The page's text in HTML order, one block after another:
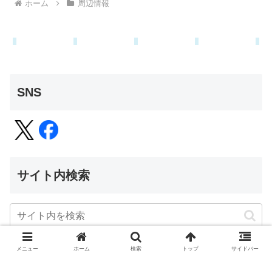
ホーム 周辺情報
SNS
サイト内検索
メニュー ホーム 検索 トップ サイドバー